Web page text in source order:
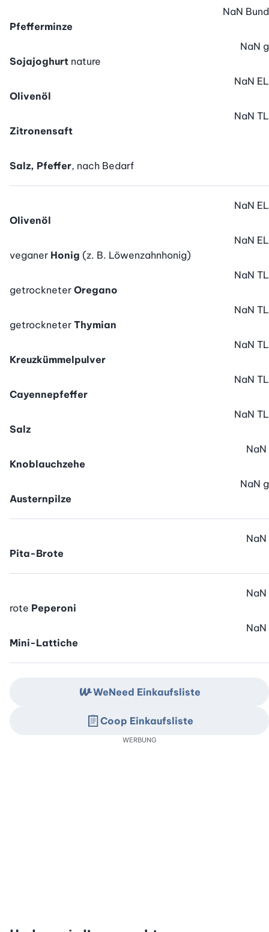
Pfefferminze
NaN Bund
Sojajoghurt nature
NaN g
Olivenöl
NaN EL
Zitronensaft
NaN TL
Salz, Pfeffer, nach Bedarf
Olivenöl
NaN EL
veganer Honig (z. B. Löwenzahnhonig)
NaN EL
getrockneter Oregano
NaN TL
getrockneter Thymian
NaN TL
Kreuzkümmelpulver
NaN TL
Cayennepfeffer
NaN TL
Salz
NaN TL
Knoblauchzehe
NaN
Austernpilze
NaN g
Pita-Brote
NaN
rote Peperoni
NaN
Mini-Lattiche
NaN
WeNeed Einkaufsliste
Coop Einkaufsliste
WERBUNG